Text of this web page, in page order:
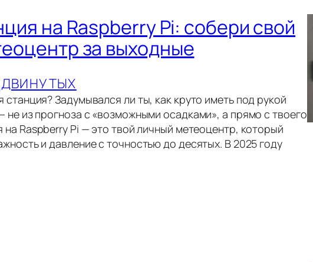
на Raspberry Pi: cобери свой
за выходные
станция? Задумывался ли ты, как круто иметь под рукой
не из прогноза с «возможными осадками», а прямо с твоего
на Raspberry Pi — это твой личный метеоцентр, который
и давление с точностью до десятых. В 2025 году